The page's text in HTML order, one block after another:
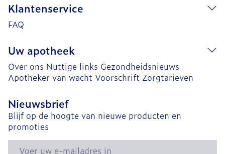
Klantenservice
FAQ
Uw apotheek
Over ons Nuttige links Gezondheidsnieuws
Apotheker van wacht Voorschrift Zorgtarieven
Nieuwsbrief
Blijf op de hoogte van nieuwe producten en
promoties
E-mail adres